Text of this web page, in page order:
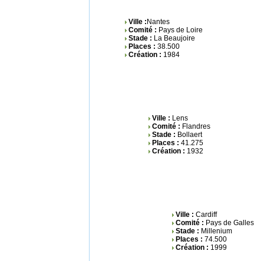
Ville : Nantes
Comité : Pays de Loire
Stade : La Beaujoire
Places : 38.500
Création : 1984
Ville : Lens
Comité : Flandres
Stade : Bollaert
Places : 41.275
Création : 1932
Ville : Cardiff
Comité : Pays de Galles
Stade : Millenium
Places : 74.500
Création : 1999